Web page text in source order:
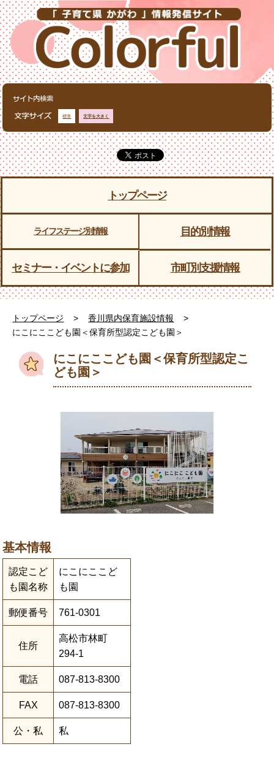
標準 文字を大きく
トップページ
ライフステージ別情報 目的別情報
セミナー・イベントに参加 市町別支援情報
トップページ > 香川県内保育施設情報
>
にこにここども園＜保育所型認定こども園＞
にこにここども園＜保育所型認定こ
ども園＞
基本情報
認定こど
も園名称
にこにここど
も園
郵便番号 761-0301
住所
高松市林町
294-1
電話 087-813-8300
FAX 087-813-8300
公・私 私